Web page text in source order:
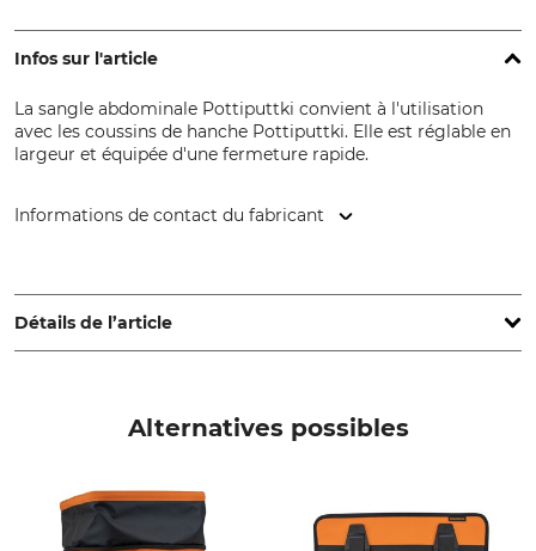
Infos sur l'article
La sangle abdominale Pottiputtki convient à l'utilisation
avec les coussins de hanche Pottiputtki. Elle est réglable en
largeur et équipée d'une fermeture rapide.
Informations de contact du fabricant
www.bccab.com
Détails de l’article
Alternatives possibles